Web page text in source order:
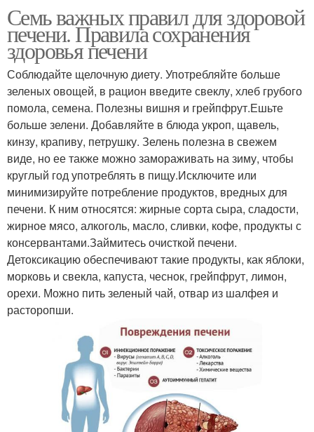
Семь важных правил для здоровой
печени. Правила сохранения
здоровья печени
Соблюдайте щелочную диету. Употребляйте больше
зеленых овощей, в рацион введите свеклу, хлеб грубого
помола, семена. Полезны вишня и грейпфрут.Ешьте
больше зелени. Добавляйте в блюда укроп, щавель,
кинзу, крапиву, петрушку. Зелень полезна в свежем
виде, но ее также можно замораживать на зиму, чтобы
круглый год употреблять в пищу.Исключите или
минимизируйте потребление продуктов, вредных для
печени. К ним относятся: жирные сорта сыра, сладости,
жирное мясо, алкоголь, масло, сливки, кофе, продукты с
консервантами.Займитесь очисткой печени.
Детоксикацию обеспечивают такие продукты, как яблоки,
морковь и свекла, капуста, чеснок, грейпфрут, лимон,
орехи. Можно пить зеленый чай, отвар из шалфея и
расторопши.